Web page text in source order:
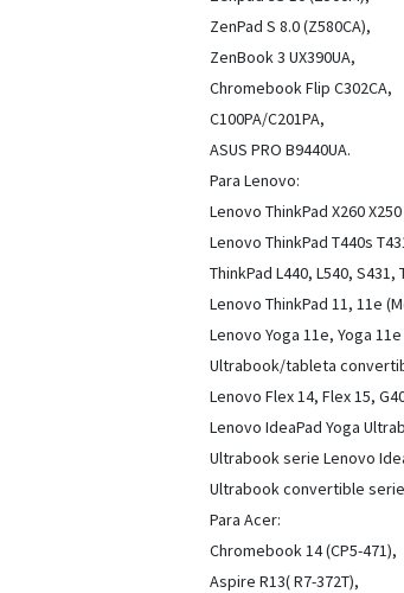
ZenPad S 8.0 (Z580CA),
ZenBook 3 UX390UA,
Chromebook Flip C302CA,
C100PA/C201PA,
ASUS PRO B9440UA.
Para Lenovo:
Lenovo ThinkPad X260
Lenovo ThinkPad T440s
ThinkPad L440, L540, S431,
Lenovo ThinkPad 11, 11e
Lenovo Yoga 11e, Yoga
Ultrabook/tableta
Lenovo Flex 14, Flex 15,
Lenovo IdeaPad Yoga
Ultrabook serie Lenovo
Ultrabook convertible serie
Para Acer:
Chromebook 14 (CP5-471),
Aspire R13( R7-372T),